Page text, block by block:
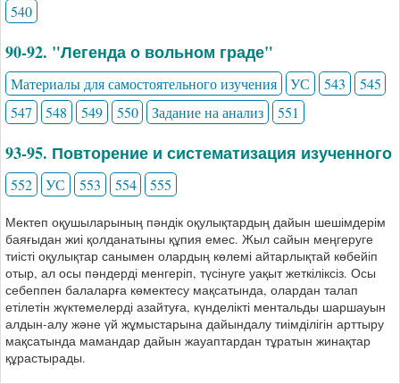
540
90-92. "Легенда о вольном граде"
Материалы для самостоятельного изучения УС 543
545
547
548 549 550 Задание на анализ 551
93-95. Повторение и систематизация изученного
552 УС 553 554 555
Мектеп оқушыларының пәндік оқулықтардың дайын шешімдерім
баяғыдан жиі қолданатыны құпия емес. Жыл сайын меңгеруге
тиісті оқулықтар санымен олардың көлемі айтарлықтай көбейіп
отыр, ал осы пәндерді менгеріп, түсінуге уақыт жеткіліксіз. Осы
себеппен балаларға көмектесу мақсатында, олардан талап
етілетін жүктемелерді азайтуға, күнделікті ментальды шаршауын
алдын-алу және үй жұмыстарына дайындалу тиімділігін арттыру
мақсатында мамандар дайын жауаптардан тұратын жинақтар
құрастырады.